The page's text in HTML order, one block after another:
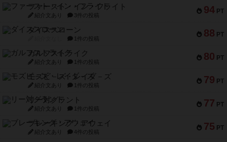
94 PT
ファースト・イン・フライト
紹介文あり 3件の投稿
88 PT
ダイススローン
1件の投稿
80 PT
ガルフストライク
紹介文あり 1件の投稿
79 PT
モズビ－ズ・レイダ－ズ
紹介文あり 1件の投稿
77 PT
リー対グラント
紹介文あり 1件の投稿
75 PT
ブレーキング・アウェイ
紹介文あり 4件の投稿